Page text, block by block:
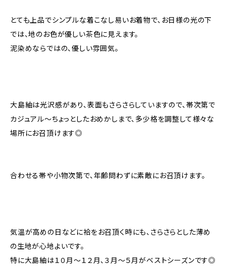
とても上品でシンプルな着こなし易いお着物で、お日様の光の下
では、地のお色が優しい茶色に見えます。
泥染めならではの、優しい雰囲気。
大島紬は光沢感があり、表面もさらさらしていますので、帯次第で
カジュアル〜ちょっとしたおめかしまで、多少格を調整して様々な
場所にお召頂けます◎
合わせる帯や小物次第で、年齢問わずに素敵にお召頂けます。
気温が高めの日などに袷をお召頂く時にも、さらさらとした薄め
の生地が心地よいです。
特に大島紬は１０月〜１２月、３月〜５月がベストシーズンです◎